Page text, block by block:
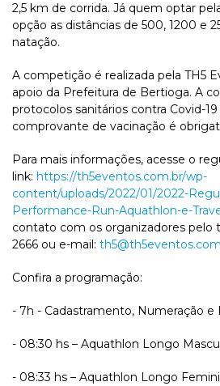
2,5 km de corrida. Já quem optar
opção as distâncias de 500, 1200 e
natação.
A competição é realizada pela TH5
apoio da Prefeitura de Bertioga. A
protocolos sanitários contra Covid-
comprovante de vacinação é
Para mais informações, acesse o
link: https://th5eventos.com.br/wp-
content/uploads/2022/01/2022-
Performance-Run-Aquathlon-e-
contato com os organizadores pelo
2666 ou e-mail:
Confira a programação:
- 7h - Cadastramento, Numeração e
- 08:30 hs – Aquathlon Longo
- 08:33 hs – Aquathlon Longo